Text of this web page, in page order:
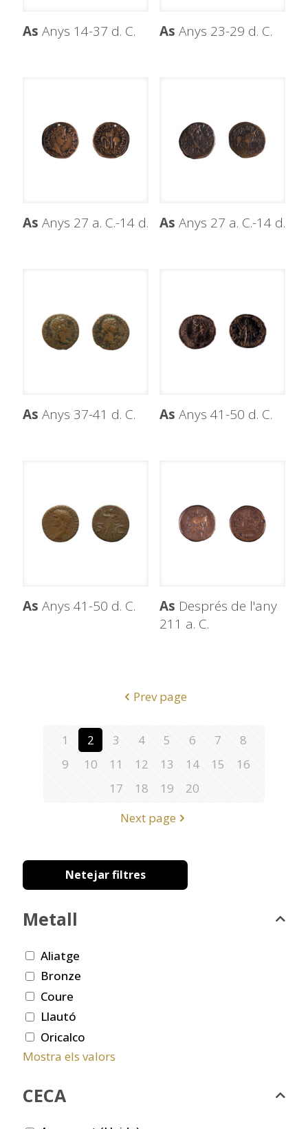
As Anys 14-37 d. C. As Anys 23-29 d. C.
As Anys 27 a. C.-14 d. As Anys 27 a. C.-14 d.
As Anys 37-41 d. C. As Anys 41-50 d. C.
As Anys 41-50 d. C. As Després de l'any
211 a. C.
Prev page
1 2 3 4 5 6 7
8
9
10 11 12 13 14 15
16
17
18 19
20
Next page
Netejar filtres
Metall
Aliatge
Bronze
Coure
Llautó
Oricalco
Mostra els valors
CECA